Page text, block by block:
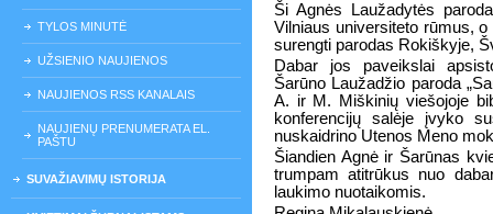
TYLOS MINUTĖ
UŽSIENIO NAUJIENOS
NAUJIENOS RSS KANALAIS
NAUJIENŲ PRENUMERATA EL.
PAŠTU
SUVAŽIAVIMŲ ISTORIJA
Ši Agnės Laužadytės
Vilniaus universiteto rūmus,
surengti parodas Rokiškyje,
Dabar jos paveikslai
Šarūno Laužadžio paroda
A. ir M. Miškinių viešojoje
konferencijų salėje įvyko
nuskaidrino Utenos Meno
Šiandien Agnė ir Šarūnas
trumpam atitrūkus nuo
laukimo nuotaikomis.